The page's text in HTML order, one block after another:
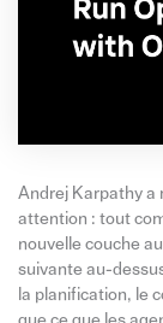
Andrej Karpathy a
attention : tout
nouvelle couche
suivante au-
la planification, le